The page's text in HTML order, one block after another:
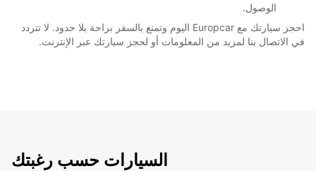
الوصول.
احجز سيارتك مع Europcar اليوم وتمتع بالسفر براحة بلا حدود. لا تتردد
في الاتصال بنا لمزيد من المعلومات أو لحجز سيارتك عبر الإنترنت.
السيارات حسب رغبتك